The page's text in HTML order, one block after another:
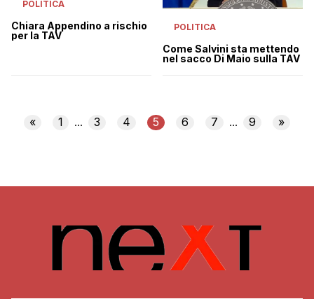
POLITICA
Chiara Appendino a rischio
per la TAV
POLITICA
Come Salvini sta mettendo
nel sacco Di Maio sulla TAV
« 1 ... 3 4 5 6 7 ... 9 »